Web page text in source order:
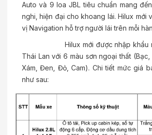
Auto và 9 loa JBL tiêu chuẩn mang
nghi, hiện đại cho khoang lái. Hilux mới
vị Navigation hỗ trợ người lái trên mỗi
Hilux mới được nhập khẩu
Thái Lan với 6 màu sơn ngoại thất (Bạc,
Xám, Đen, Đỏ, Cam). Chi tiết mức giá
như sau: